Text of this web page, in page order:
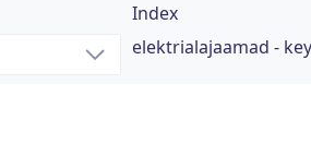
Index
elektrialajaamad -